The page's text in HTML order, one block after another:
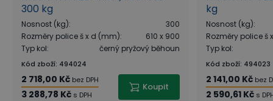
300 kg
Nosnost (kg):
300
Rozměry police š x d (mm):
610 x 900
Typ kol: černý pryžový běhoun
Kód zboží: 494024
2 718,00 Kč bez DPH
3 288,78 Kč s DPH
Koupit
kg
Nosnost (kg):
Rozměry police š
Typ kol:
Kód zboží: 494023
2 141,00 Kč bez
2 590,61 Kč s